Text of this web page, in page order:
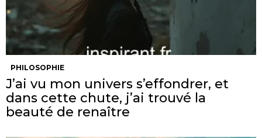
PHILOSOPHIE
J’ai vu mon univers s’effondrer, et
dans cette chute, j’ai trouvé la
beauté de renaître